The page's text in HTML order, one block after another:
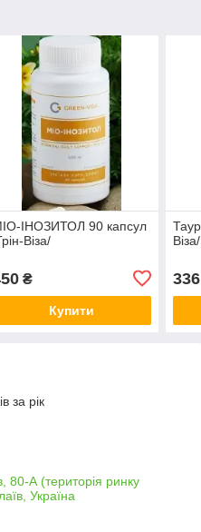
ІНОЗИТОЛ 90 капсул
Віза/
₴
Купити
Віза/
336
за рік
80-А (територія ринку
Україна